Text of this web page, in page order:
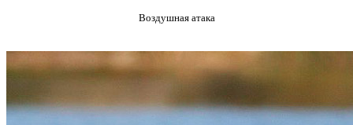
Воздушная атака